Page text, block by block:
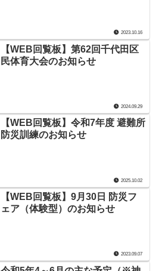
2023.10.16
【WEB回覧板】第62回千代田区
民体育大会のお知らせ
2024.09.29
【WEB回覧板】令和7年度 避難所
防災訓練のお知らせ
2025.10.02
【WEB回覧板】9月30日 防災フ
ェア（体験型）のお知らせ
2023.09.07